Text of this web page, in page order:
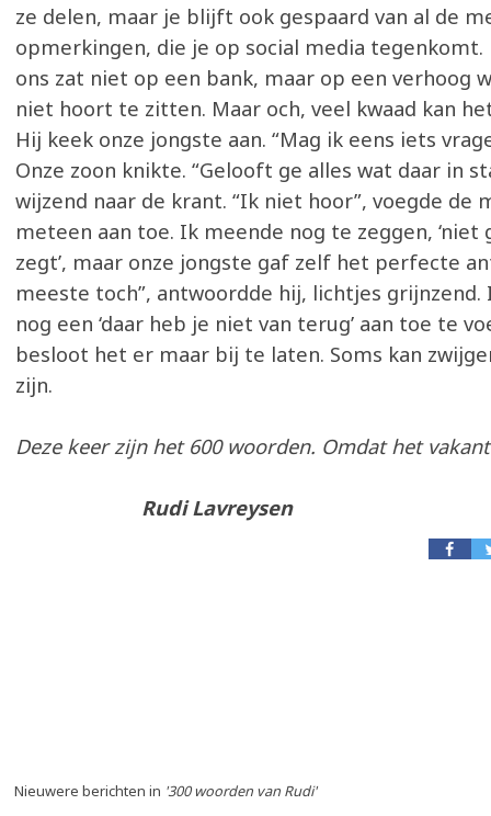
ze delen, maar je blijft ook gespaard van al de
opmerkingen, die je op social media tegenkomt.
ons zat niet op een bank, maar op een verhoog
niet hoort te zitten. Maar och, veel kwaad kan
Hij keek onze jongste aan. “Mag ik eens iets
Onze zoon knikte. “Gelooft ge alles wat daar in
wijzend naar de krant. “Ik niet hoor”, voegde de
meteen aan toe. Ik meende nog te zeggen, ‘niet
zegt’, maar onze jongste gaf zelf het perfecte
meeste toch”, antwoordde hij, lichtjes grijnzend.
nog een ‘daar heb je niet van terug’ aan toe te
besloot het er maar bij te laten. Soms kan
zijn.
Deze keer zijn het 600 woorden. Omdat het
Rudi Lavreysen
Nieuwere berichten in '300 woorden van Rudi'